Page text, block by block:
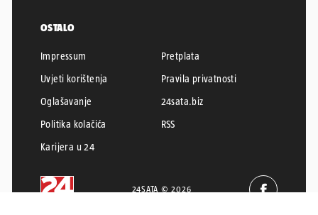
OSTALO
Impressum
Pretplata
Uvjeti korištenja
Pravila privatnosti
Oglašavanje
24sata.biz
Politika kolačića
RSS
Karijera u 24
24SATA © 2026